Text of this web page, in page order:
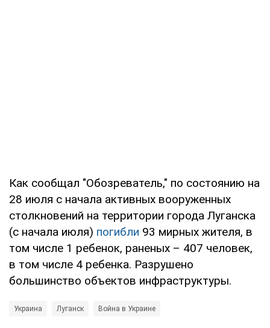
Как сообщал "Обозреватель," по состоянию на
28 июля с начала активных вооруженных
столкновений на территории города Луганска
(с начала июля) погибли 93 мирных жителя, в
том числе 1 ребенок, раненых – 407 человек,
в том числе 4 ребенка. Разрушено
большинство объектов инфраструктуры.
Украина Луганск Война в Украине